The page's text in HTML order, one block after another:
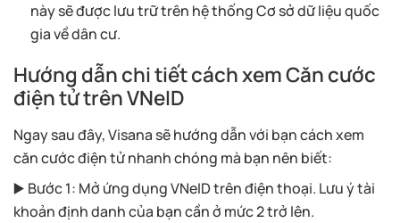
này sẽ được lưu trữ trên hệ thống Cơ sở dữ liệu quốc
gia về dân cư.
Hướng dẫn chi tiết cách xem Căn cước
điện tử trên VNeID
Ngay sau đây, Visana sẽ hướng dẫn với bạn cách xem
căn cước điện tử nhanh chóng mà bạn nên biết:
▶️ Bước 1: Mở ứng dụng VNeID trên điện thoại. Lưu ý tài
khoản định danh của bạn cần ở mức 2 trở lên.